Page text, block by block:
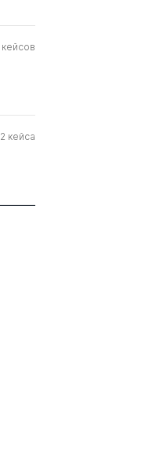
кейсов
2 кейса